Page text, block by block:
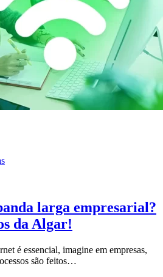
larga empresarial?
da Algar!
é essencial, imagine em empresas,
são feitos…